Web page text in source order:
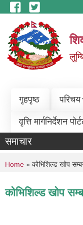
Skip to main content
गृहपृष्ठ परिचय
वृत्ति मार्गनिर्देशन
समाचार
You are
Home » कोभिशिल्ड खोप
कोभिशिल्ड खोप